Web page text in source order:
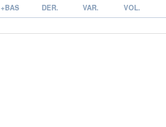
+BAS DER. VAR. VOL.